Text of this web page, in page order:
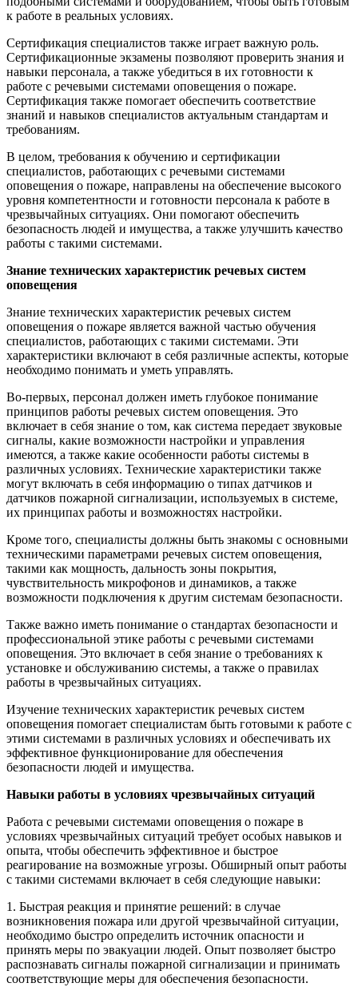
к работе в реальных условиях.
Сертификация специалистов также играет важную роль.
Сертификационные экзамены позволяют проверить знания и
навыки персонала, а также убедиться в их готовности к
работе с речевыми системами оповещения о пожаре.
Сертификация также помогает обеспечить соответствие
знаний и навыков специалистов актуальным стандартам и
требованиям.
В целом, требования к обучению и сертификации
специалистов, работающих с речевыми системами
оповещения о пожаре, направлены на обеспечение высокого
уровня компетентности и готовности персонала к работе в
чрезвычайных ситуациях. Они помогают обеспечить
безопасность людей и имущества, а также улучшить качество
работы с такими системами.
Знание технических характеристик речевых систем
оповещения
Знание технических характеристик речевых систем
оповещения о пожаре является важной частью обучения
специалистов, работающих с такими системами. Эти
характеристики включают в себя различные аспекты, которые
необходимо понимать и уметь управлять.
Во-первых, персонал должен иметь глубокое понимание
принципов работы речевых систем оповещения. Это
включает в себя знание о том, как система передает звуковые
сигналы, какие возможности настройки и управления
имеются, а также какие особенности работы системы в
различных условиях. Технические характеристики также
могут включать в себя информацию о типах датчиков и
датчиков пожарной сигнализации, используемых в системе,
их принципах работы и возможностях настройки.
Кроме того, специалисты должны быть знакомы с основными
техническими параметрами речевых систем оповещения,
такими как мощность, дальность зоны покрытия,
чувствительность микрофонов и динамиков, а также
возможности подключения к другим системам безопасности.
Также важно иметь понимание о стандартах безопасности и
профессиональной этике работы с речевыми системами
оповещения. Это включает в себя знание о требованиях к
установке и обслуживанию системы, а также о правилах
работы в чрезвычайных ситуациях.
Изучение технических характеристик речевых систем
оповещения помогает специалистам быть готовыми к работе с
этими системами в различных условиях и обеспечивать их
эффективное функционирование для обеспечения
безопасности людей и имущества.
Навыки работы в условиях чрезвычайных ситуаций
Работа с речевыми системами оповещения о пожаре в
условиях чрезвычайных ситуаций требует особых навыков и
опыта, чтобы обеспечить эффективное и быстрое
реагирование на возможные угрозы. Обширный опыт работы
с такими системами включает в себя следующие навыки:
1. Быстрая реакция и принятие решений: в случае
возникновения пожара или другой чрезвычайной ситуации,
необходимо быстро определить источник опасности и
принять меры по эвакуации людей. Опыт позволяет быстро
распознавать сигналы пожарной сигнализации и принимать
соответствующие меры для обеспечения безопасности.